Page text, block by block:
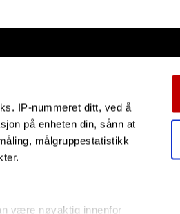
IP-nummeret ditt, ved å
på enheten din, sånn at
målgruppestatistikk
være nøyaktig innenfor